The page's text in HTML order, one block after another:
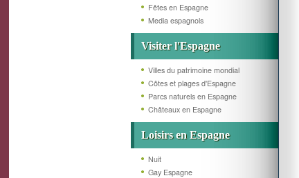
Fêtes en Espagne
Media espagnols
Visiter l'Espagne
Villes du patrimoine mondial
Côtes et plages d'Espagne
Parcs naturels en Espagne
Châteaux en Espagne
Loisirs en Espagne
Nuit
Gay Espagne